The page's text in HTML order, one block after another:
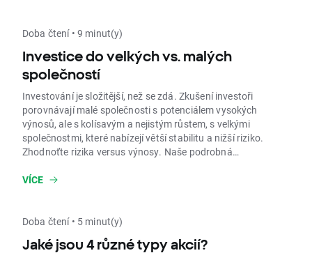
Doba čtení • 9 minut(y)
Investice do velkých vs. malých
společností
Investování je složitější, než se zdá. Zkušení investoři
porovnávají malé společnosti s potenciálem vysokých
výnosů, ale s kolísavým a nejistým růstem, s velkými
společnostmi, které nabízejí větší stabilitu a nižší riziko.
Zhodnoťte rizika versus výnosy. Naše podrobná
rozhodnutí.
VÍCE
Doba čtení • 5 minut(y)
Jaké jsou 4 různé typy akcií?